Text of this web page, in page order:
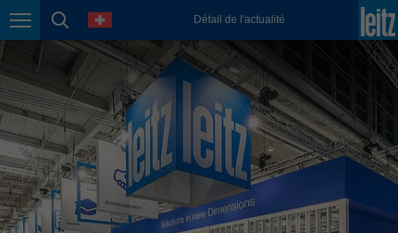
Page navigation
page search
language Détail de l'actualité
México
español
Nederland
nederlands
Österreich
deutsch
Polska
polski